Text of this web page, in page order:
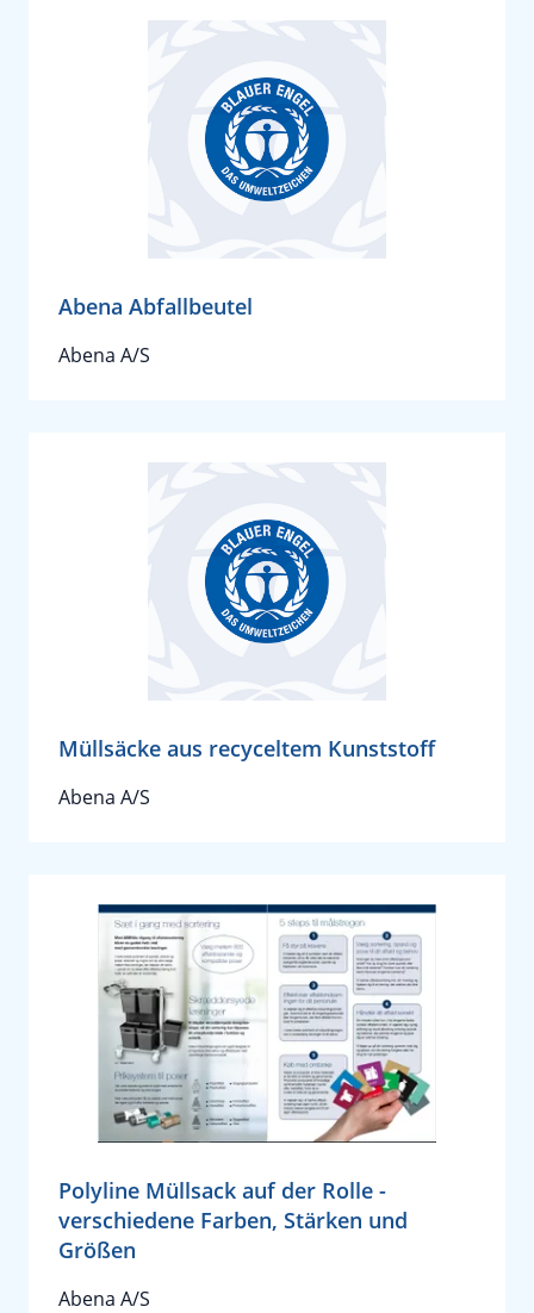
Abena Abfallbeutel
Abena A/S
Müllsäcke aus recyceltem Kunststoff
Abena A/S
Polyline Müllsack auf der Rolle -
verschiedene Farben, Stärken und
Größen
Abena A/S